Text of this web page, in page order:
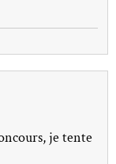
je tente